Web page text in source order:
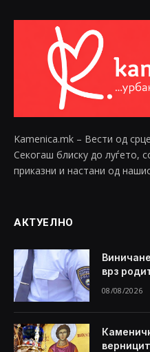
Kamenica.mk – Вести од
Секогаш блиску до луѓето,
приказни и настани од
АКТУЕЛНО
врз
08/08/2026